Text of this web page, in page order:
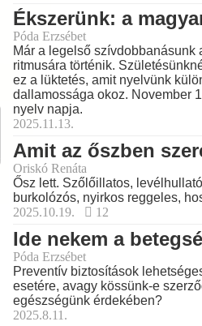
Ékszerünk: a
Póda Erzsébet
Már a legelső szívdobbanásunk
ritmusára történik.
ez a lüktetés, amit nyelvünk
dallamossága okoz. November
nyelv napja.
2025.11.13.
Amit az őszben
Oriskó Renáta
Ősz lett. Szőlőillatos,
burkolózós, nyirkos reggeles,
2025.10.19.
12
Ide nekem a
Póda Erzsébet
Preventív biztosítások
esetére, avagy kössünk-e
egészségünk érdekében?
2025.8.11.